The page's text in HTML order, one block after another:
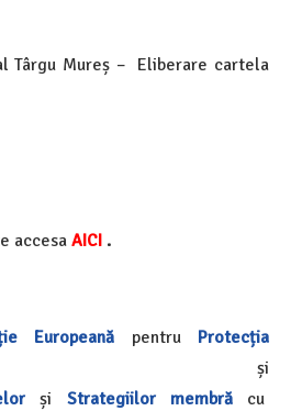
Târgu Mureș – Eliberare cartela
accesa AICI .
Europeană pentru Protecția
și Strategiilor membrăcu